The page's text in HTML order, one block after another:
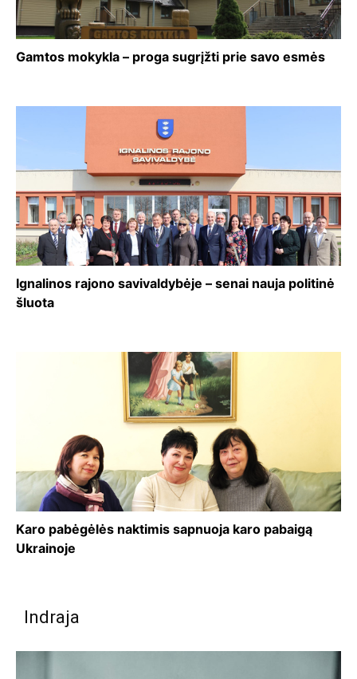
Gamtos mokykla – proga sugrįžti prie savo esmės
Ignalinos rajono savivaldybėje – senai nauja politinė
šluota
Karo pabėgėlės naktimis sapnuoja karo pabaigą
Ukrainoje
Indraja